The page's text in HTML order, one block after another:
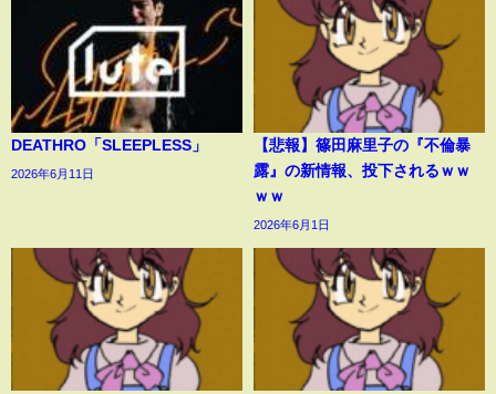
DEATHRO「SLEEPLESS」
2026年6月11日
【悲報】篠田麻里子の『不倫暴
露』の新情報、投下されるｗｗ
ｗｗ
2026年6月1日